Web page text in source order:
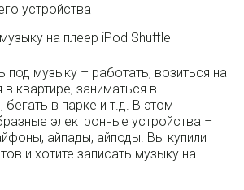
устройства
на плеер iPod Shuffle
под музыку – работать, возиться на
в квартире, заниматься в
в парке и т.д. В этом
электронные устройства –
айпады, айподы. Вы купили
и хотите записать музыку на